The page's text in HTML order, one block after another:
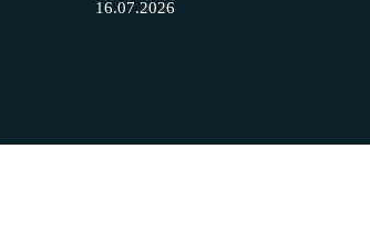
16.07.2026